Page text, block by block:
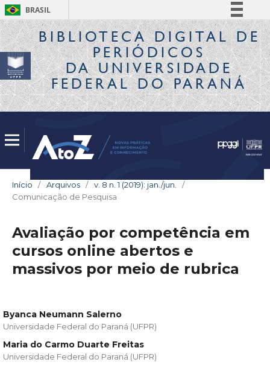
BRASIL
Simplifique!
Comunica BR
Participe
Acesso à informação
Legislação
BIBLIOTECA DIGITALDE
PERIÓDICOS
DA UNIVERSIDADE
FEDERAL DO PARANÁ
Início / Arquivos / v. 8 n. 1 (2019): jan./jun.
/
Comunicação de Pesquisa
Avaliação por competência em
cursos online abertos e
massivos por meio de rubrica
Byanca Neumann Salerno
Universidade Federal do Paraná (UFPR)
Maria do Carmo Duarte Freitas
Universidade Federal do Paraná (UFPR)